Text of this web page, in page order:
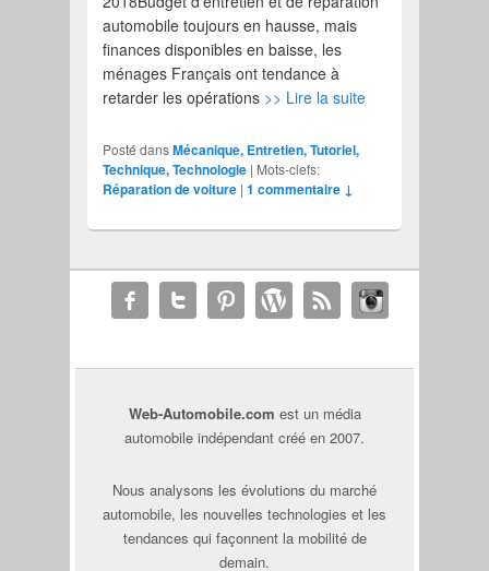
automobile toujours en hausse, mais
finances disponibles en baisse, les
ménages Français ont tendance à
retarder les opérations >> Lire la suite
Posté dansMécanique, Entretien, Tutoriel,
Technique, Technologie | Mots-clefs:
Réparation de voiture |1 commentaire ↓
Web-Automobile.com est un média
automobile indépendant créé en 2007.
Nous analysons les évolutions du marché
automobile, les nouvelles technologies et les
tendances qui façonnent la mobilité de
demain.